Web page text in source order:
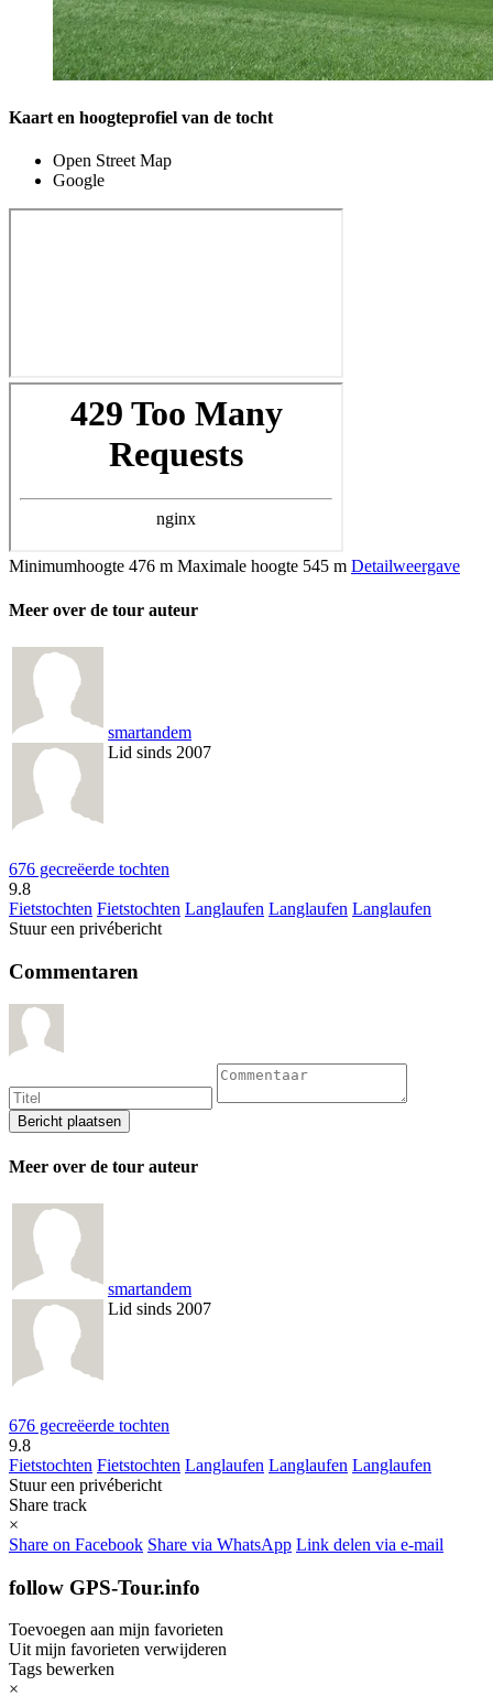
Kaart en hoogteprofiel van de tocht
Open Street Map
Google
Minimumhoogte 476 m Maximale hoogte 545 m Detailweergave
Meer over de tour auteur
smartandem
Lid sinds 2007
676 gecreëerde tochten
9.8
Fietstochten Fietstochten Langlaufen Langlaufen Langlaufen
Stuur een privébericht
Commentaren
Meer over de tour auteur
smartandem
Lid sinds 2007
676 gecreëerde tochten
9.8
Fietstochten Fietstochten Langlaufen Langlaufen Langlaufen
Stuur een privébericht
Share track
×
Share on Facebook Share via WhatsApp Link delen via e-mail
follow GPS-Tour.info
Toevoegen aan mijn favorieten
Uit mijn favorieten verwijderen
Tags bewerken
×